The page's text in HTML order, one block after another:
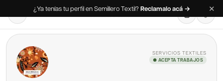
¿Ya tenías tu perfil en Semillero Textil? Reclamalo acá → ✕
SERVICIOS TEXTILES
● ACEPTA TRABAJOS